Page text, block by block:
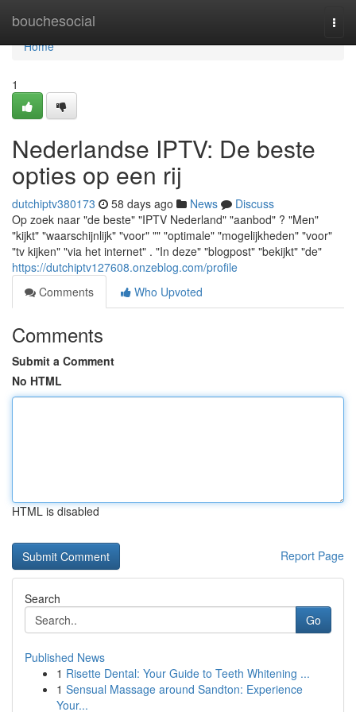
bouchesocial
Home
Home
1
Nederlandse IPTV: De beste
opties op een rij
dutchiptv380173 58 days ago News
Discuss
Op zoek naar "de beste" "IPTV Nederland" "aanbod" ? "Men"
"kijkt" "waarschijnlijk" "voor" "" "optimale" "mogelijkheden" "voor"
"tv kijken" "via het internet" . "In deze" "blogpost" "bekijkt" "de"
https://dutchiptv127608.onzeblog.com/profile
Comments
Who Upvoted
Comments
Submit a Comment
No HTML
HTML is disabled
Report Page
Search
Go
Published News
1 Risette Dental: Your Guide to Teeth Whitening ...
1 Sensual Massage around Sandton: Experience
Your...